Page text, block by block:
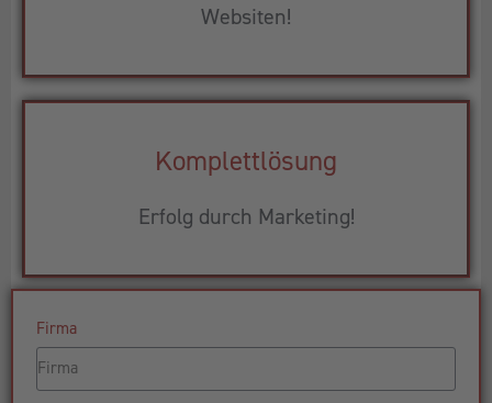
Websiten!
Komplettlösung
Erfolg durch Marketing!
Firma